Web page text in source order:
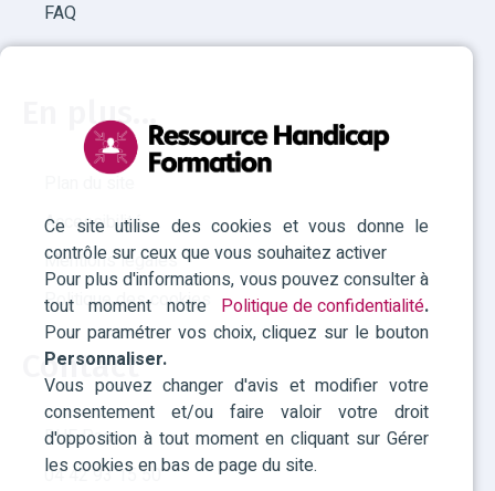
Ce site utilise des cookies et vous donne le
contrôle sur ceux que vous souhaitez activer
Pour plus d'informations, vous pouvez consulter à
tout moment notre Politique de confidentialité.
Pour paramétrer vos choix, cliquez sur le bouton
Personnaliser.
Vous pouvez changer d'avis et modifier votre
consentement et/ou faire valoir votre droit
d'opposition à tout moment en cliquant sur Gérer
les cookies en bas de page du site.
FAQ
En plus...
Plan du site
Accessibilité
Mentions légales
Politique des cookies
Contact
RHF Paca
04 42 93 15 50